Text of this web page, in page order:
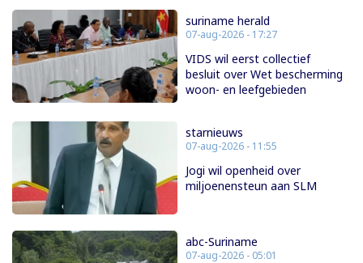
suriname herald
07-aug-2026 - 17:27
VIDS wil eerst collectief
besluit over Wet bescherming
woon- en leefgebieden
starnieuws
07-aug-2026 - 11:55
Jogi wil openheid over
miljoenensteun aan SLM
abc-Suriname
07-aug-2026 - 05:01